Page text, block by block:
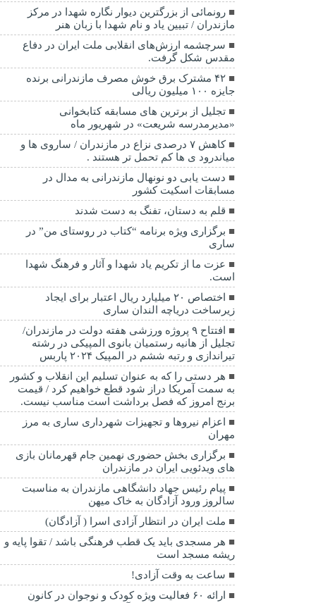
رونمائی از بزرگترین دیوار نگاره شهدا در مرکز
مازندران / تبیین یاد و نام شهدا با زبان هنر
سرچشمه ارزش‌های انقلابی ملت ایران در دفاع
مقدس شکل گرفت.
۴۲ مشترک برق خوش مصرف مازندرانی برنده
جایزه ۱۰۰ میلیون ریالی
تجلیل از برترین های مسابقه کتابخوانی
«مدیرمدرسه شریعت» در شهریور ماه
کاهش ۷ درصدی نزاع در مازندران / ساروی ها و
میاندرود ی ها کم تحمل تر هستند‌ .
دست یابی دو نونهال مازندرانی به مدال در
مسابقات اسکیت کشور
قلم به دستان، تفنگ به دست شدند
برگزاری ویژه برنامه “کتاب در روستای من” در
ساری
عزت ما از تکریم یاد شهدا و آثار و فرهنگ شهدا
است.
اختصاص ۲۰ میلیارد ریال اعتبار برای ایجاد
زیرساخت دریاچه الندان ساری
افتتاح ۹ پروژه ورزشی هفته دولت در مازندران/
تجلیل از هانیه رستمیان بانوی المپیکی در رشته
تیراندازی و رتبه ششم در المپیک ۲۰۲۴ پاربس
هر دستی را که به عنوان تسلیم این انقلاب و کشور
به سمت آمريکا دراز شود قطع خواهیم کرد / قیمت
برنج امروز که فصل برداشت است مناسب نیست.
اعزام نیروها و تجهیزات شهرداری ساری به مرز
مهران
برگزاری بخش حضوری نهمین جام قهرمانان بازی
های ویدئویی ایران در مازندران
پیام رئیس جهاد دانشگاهی مازندران به مناسبت
سالروز ورود آزادگان به خاک میهن
ملت ایران در انتظار آزادی اسرا ( آزادگان)
هر مسجدی باید یک قطب فرهنگی باشد / تقوا پایه و
ریشه مسجد است
ساعت به وقت آزادی!
ارائه ۶۰ فعالیت ویژه کودک و نوجوان در کانون